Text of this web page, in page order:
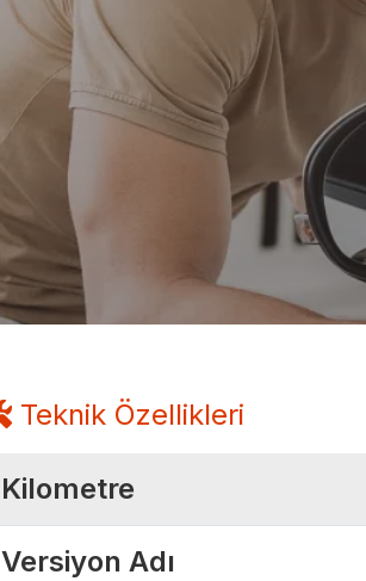
Teknik Özellikleri
Kilometre
Versiyon Adı